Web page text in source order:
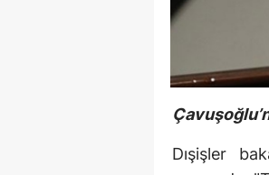
Dışişler